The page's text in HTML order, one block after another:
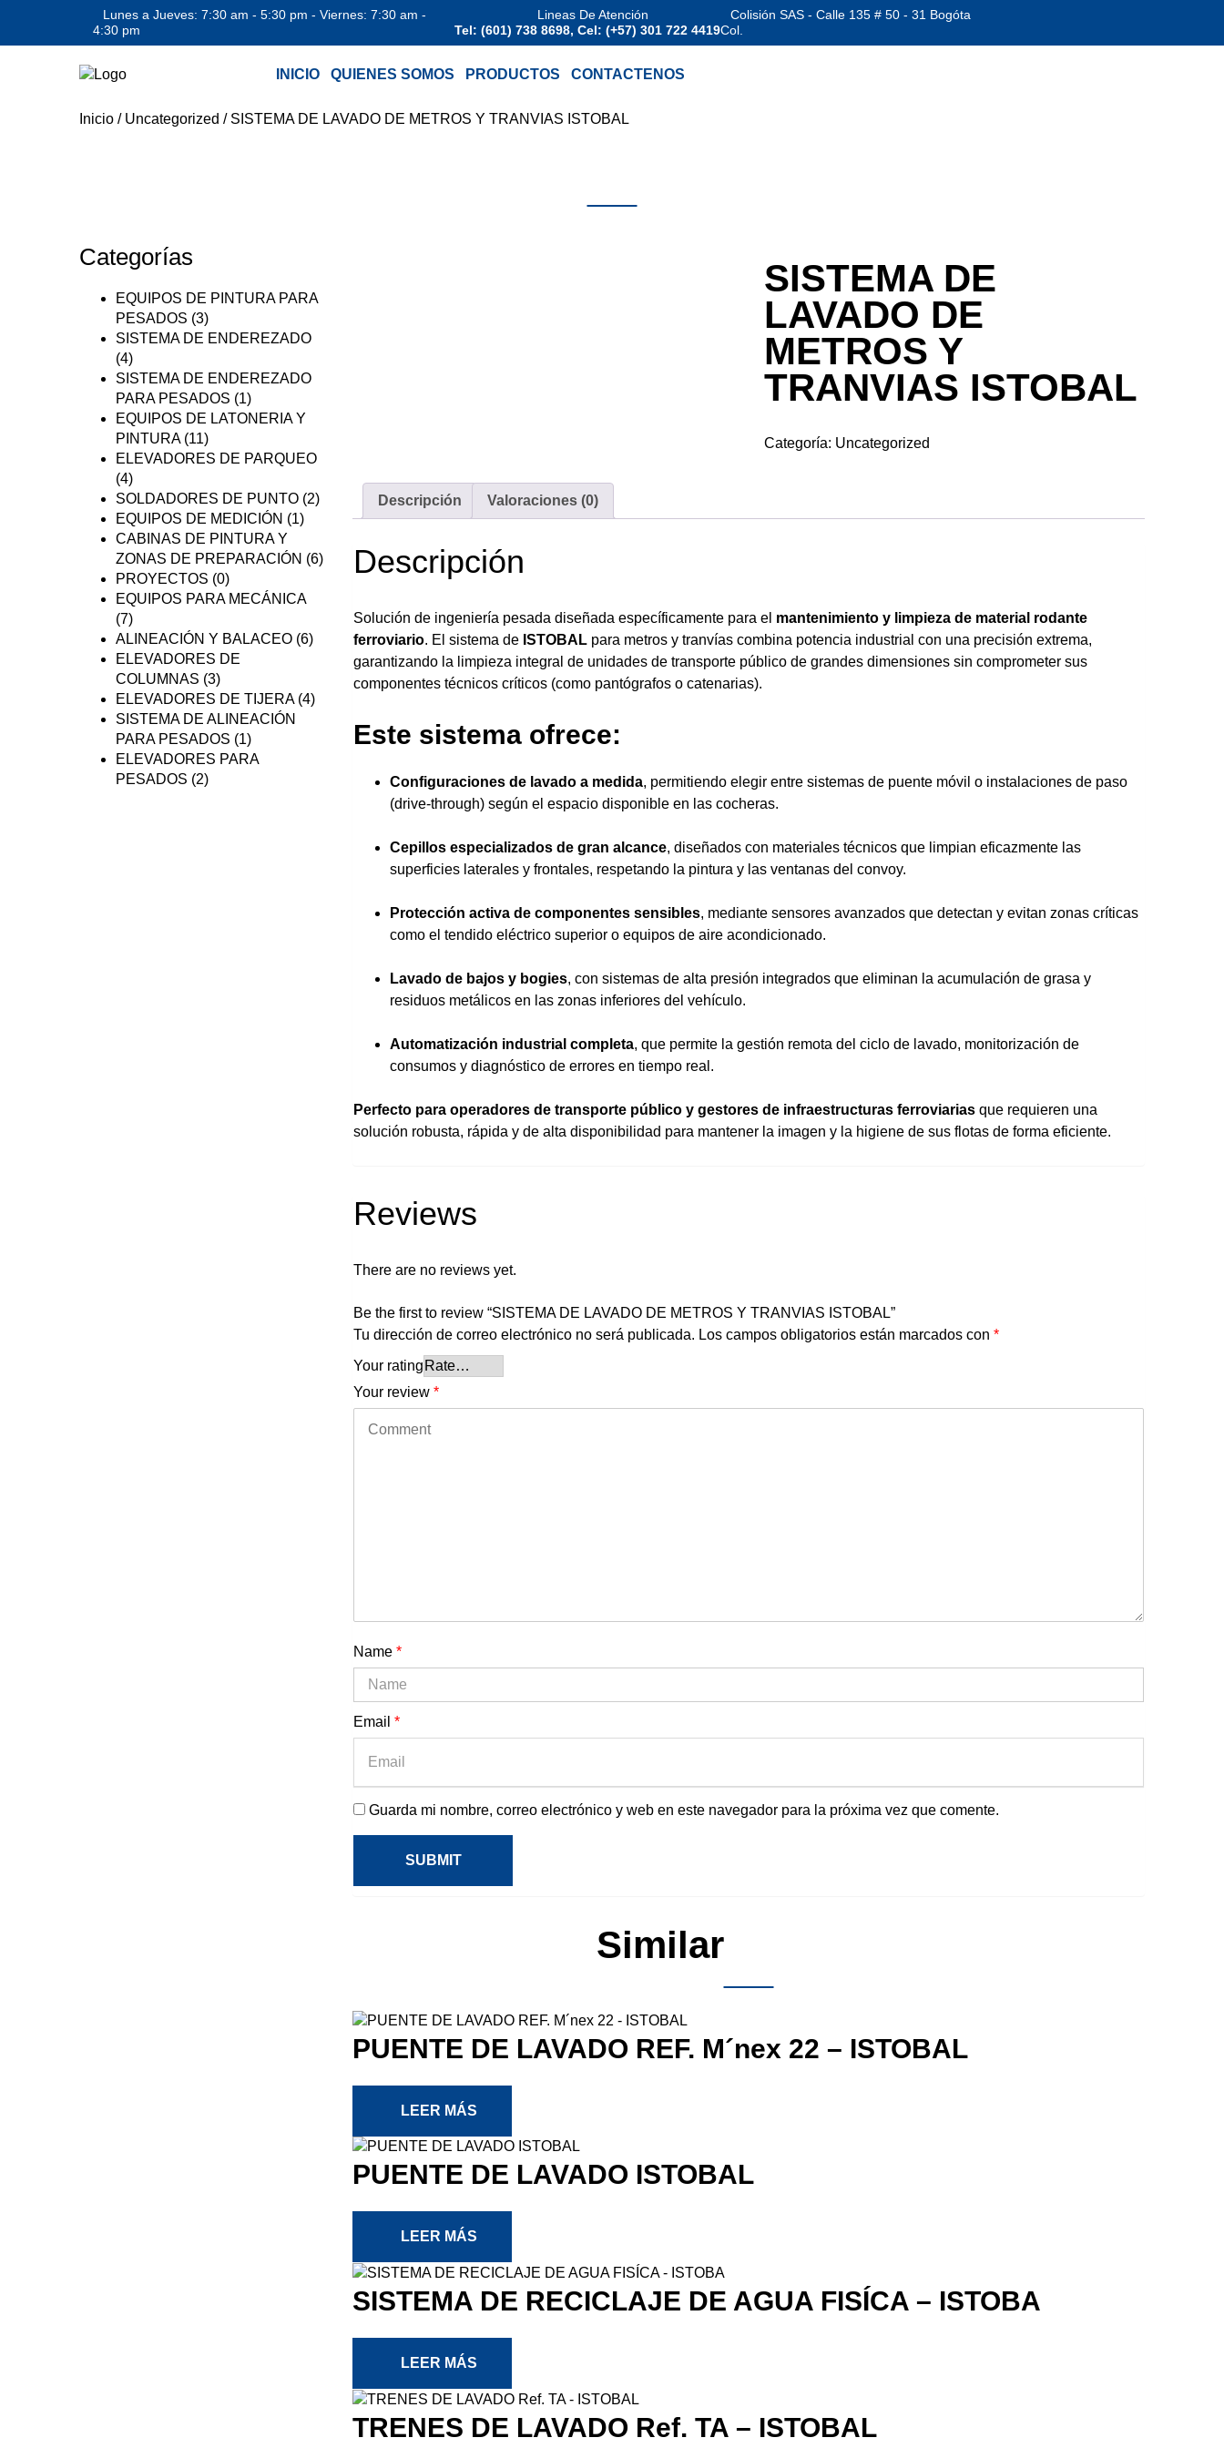
Lunes a Jueves: 7:30 am - 5:30 pm - Viernes: 7:30 am -
4:30 pm
Lineas De Atención
Tel: (601) 738 8698, Cel: (+57) 301 722 4419
Colisión SAS - Calle 135 # 50 - 31 Bogóta
Col.
INICIO QUIENES SOMOS PRODUCTOS CONTACTENOS
Inicio / Uncategorized / SISTEMA DE LAVADO DE METROS Y TRANVIAS ISTOBAL
Categorías
EQUIPOS DE PINTURA PARA
PESADOS (3)
SISTEMA DE ENDEREZADO
(4)
SISTEMA DE ENDEREZADO
PARA PESADOS (1)
EQUIPOS DE LATONERIA Y
PINTURA (11)
ELEVADORES DE PARQUEO
(4)
SOLDADORES DE PUNTO (2)
EQUIPOS DE MEDICIÓN (1)
CABINAS DE PINTURA Y
ZONAS DE PREPARACIÓN (6)
PROYECTOS (0)
EQUIPOS PARA MECÁNICA
(7)
ALINEACIÓN Y BALACEO (6)
ELEVADORES DE
COLUMNAS (3)
ELEVADORES DE TIJERA (4)
SISTEMA DE ALINEACIÓN
PARA PESADOS (1)
ELEVADORES PARA
PESADOS (2)
SISTEMA DE
LAVADO DE
METROS Y
TRANVIAS ISTOBAL
Categoría: Uncategorized
Descripción Valoraciones (0)
Descripción
Solución de ingeniería pesada diseñada específicamente para el mantenimiento y limpieza de material rodante
ferroviario. El sistema de ISTOBAL para metros y tranvías combina potencia industrial con una precisión extrema,
garantizando la limpieza integral de unidades de transporte público de grandes dimensiones sin comprometer sus
componentes técnicos críticos (como pantógrafos o catenarias).
Este sistema ofrece:
Configuraciones de lavado a medida, permitiendo elegir entre sistemas de puente móvil o instalaciones de paso
(drive-through) según el espacio disponible en las cocheras.
Cepillos especializados de gran alcance, diseñados con materiales técnicos que limpian eficazmente las
superficies laterales y frontales, respetando la pintura y las ventanas del convoy.
Protección activa de componentes sensibles, mediante sensores avanzados que detectan y evitan zonas críticas
como el tendido eléctrico superior o equipos de aire acondicionado.
Lavado de bajos y bogies, con sistemas de alta presión integrados que eliminan la acumulación de grasa y
residuos metálicos en las zonas inferiores del vehículo.
Automatización industrial completa, que permite la gestión remota del ciclo de lavado, monitorización de
consumos y diagnóstico de errores en tiempo real.
Perfecto para operadores de transporte público y gestores de infraestructuras ferroviarias que requieren una
solución robusta, rápida y de alta disponibilidad para mantener la imagen y la higiene de sus flotas de forma eficiente.
Reviews
There are no reviews yet.
Be the first to review “SISTEMA DE LAVADO DE METROS Y TRANVIAS ISTOBAL”
Tu dirección de correo electrónico no será publicada. Los campos obligatorios están marcados con *
Your rating
Your review *
Name *
Email *
Guarda mi nombre, correo electrónico y web en este navegador para la próxima vez que comente.
SUBMIT
Similar
PUENTE DE LAVADO REF. M´nex 22 – ISTOBAL
LEER MÁS
PUENTE DE LAVADO ISTOBAL
LEER MÁS
SISTEMA DE RECICLAJE DE AGUA FISÍCA – ISTOBA
LEER MÁS
TRENES DE LAVADO Ref. TA – ISTOBAL